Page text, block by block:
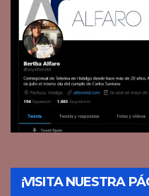
¡VISITA NUESTRA